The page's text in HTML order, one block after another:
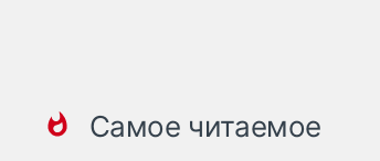
Самое читаемое